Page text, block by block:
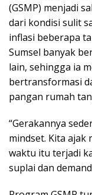
(GSMP) menjadi
dari kondisi sulit
inflasi beberapa
Sumsel banyak
lain, sehingga ia
bertransformasi
pangan rumah
“Gerakannya
mindset. Kita ajak
waktu itu terjadi
suplai dan